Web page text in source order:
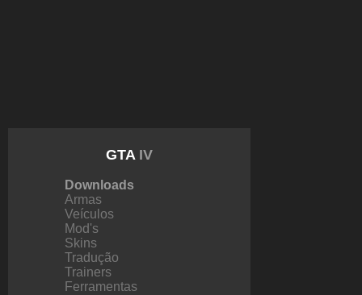
GTA IV
Downloads
Armas
Veículos
Mod's
Skins
Tradução
Trainers
Ferramentas